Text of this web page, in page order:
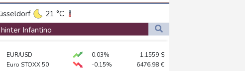
21 °C
Dortmund
Wien
Infantino
Mond eingeschlagen
EUR/USD 0.03% 1.1559 $
Euro STOXX 50
-0.15% 6476.98 €